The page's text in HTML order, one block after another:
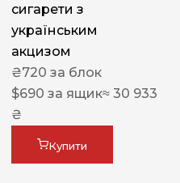
сигарети з
українським
акцизом
₴720 за блок
$690 за ящик≈ 30 933
₴
Купити